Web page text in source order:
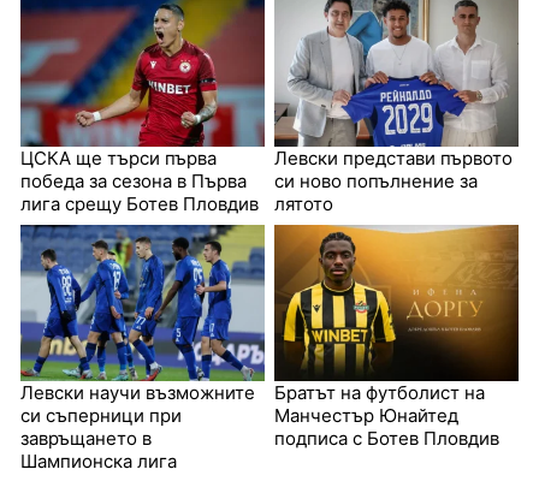
ЦСКА ще търси първа
победа за сезона в Първа
лига срещу Ботев Пловдив
Левски представи първото
си ново попълнение за
лятото
Левски научи възможните
си съперници при
завръщането в
Шампионска лига
Братът на футболист на
Манчестър Юнайтед
подписа с Ботев Пловдив